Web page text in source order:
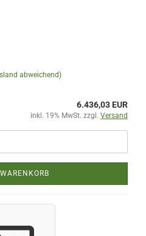
abweichend)
6.436,03 EUR
inkl. 19% MwSt. zzgl. Versand